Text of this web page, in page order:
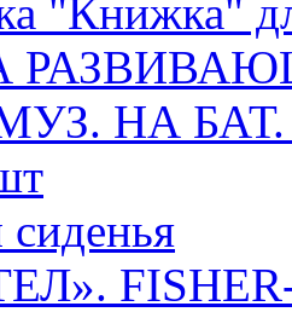
"Книжка"
НА